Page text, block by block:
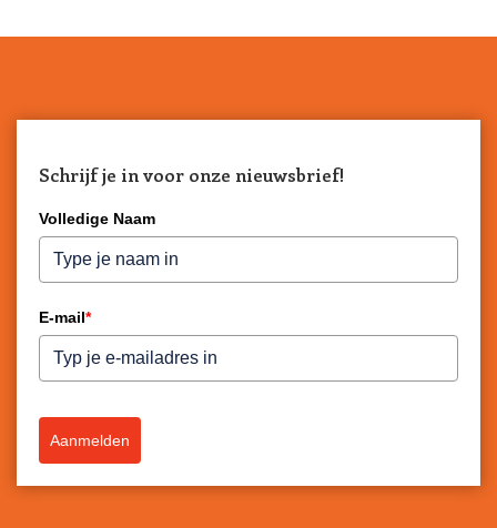
Schrijf je in voor onze nieuwsbrief!
Volledige Naam
E-mail*
Aanmelden